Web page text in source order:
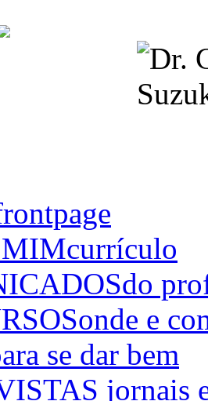
MIMcurrículo
do
onde e
se dar bem
jornais